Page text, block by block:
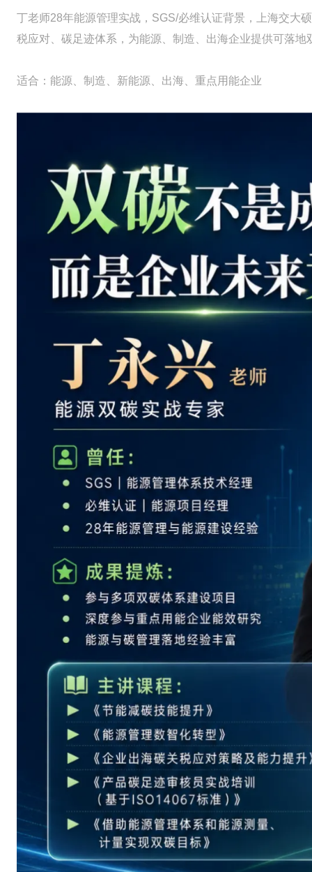
丁老师28年能源管理实战，SGS/必维认证背景，上海交大
税应对、碳足迹体系，为能源、制造、出海企业提供可落地
适合：能源、制造、新能源、出海、重点用能企业